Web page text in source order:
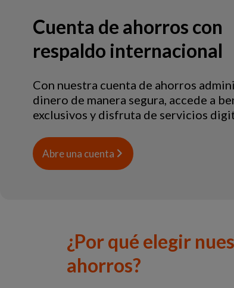
Cuenta de ahorros con
respaldo internacional
Con nuestra cuenta de ahorros
dinero de manera segura, accede a
exclusivos y disfruta de servicios
Abre una cuenta
¿Por qué elegir
ahorros?